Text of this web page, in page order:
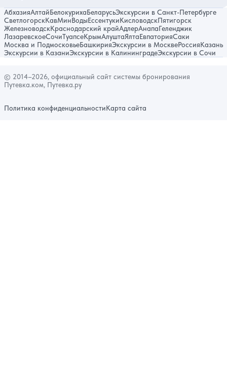
АбхазияАлтайБелокурихаБеларусьЭкскурсии в Санкт-Петербурге
СветлогорскКавМинВодыЕссентукиКисловодскПятигорск
ЖелезноводскКраснодарский крайАдлерАнапаГеленджик
ЛазаревскоеСочиТуапсеКрымАлуштаЯлтаЕвпаторияСаки
Москва и ПодмосковьеБашкирияЭкскурсии в МосквеРоссияКазань
Экскурсии в КазаниЭкскурсии в КалининградеЭкскурсии в Сочи
© 2014–2026, официальный сайт системы бронирования
Путевка.ком, Путевка.ру
Политика конфиденциальностиКарта сайта